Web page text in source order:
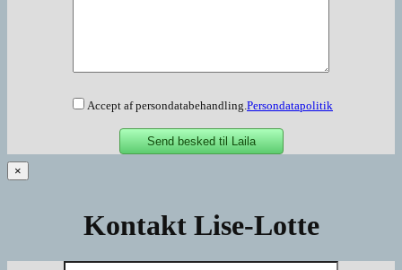
Accept af persondatabehandling.Persondatapolitik
×
Kontakt Lise-Lotte